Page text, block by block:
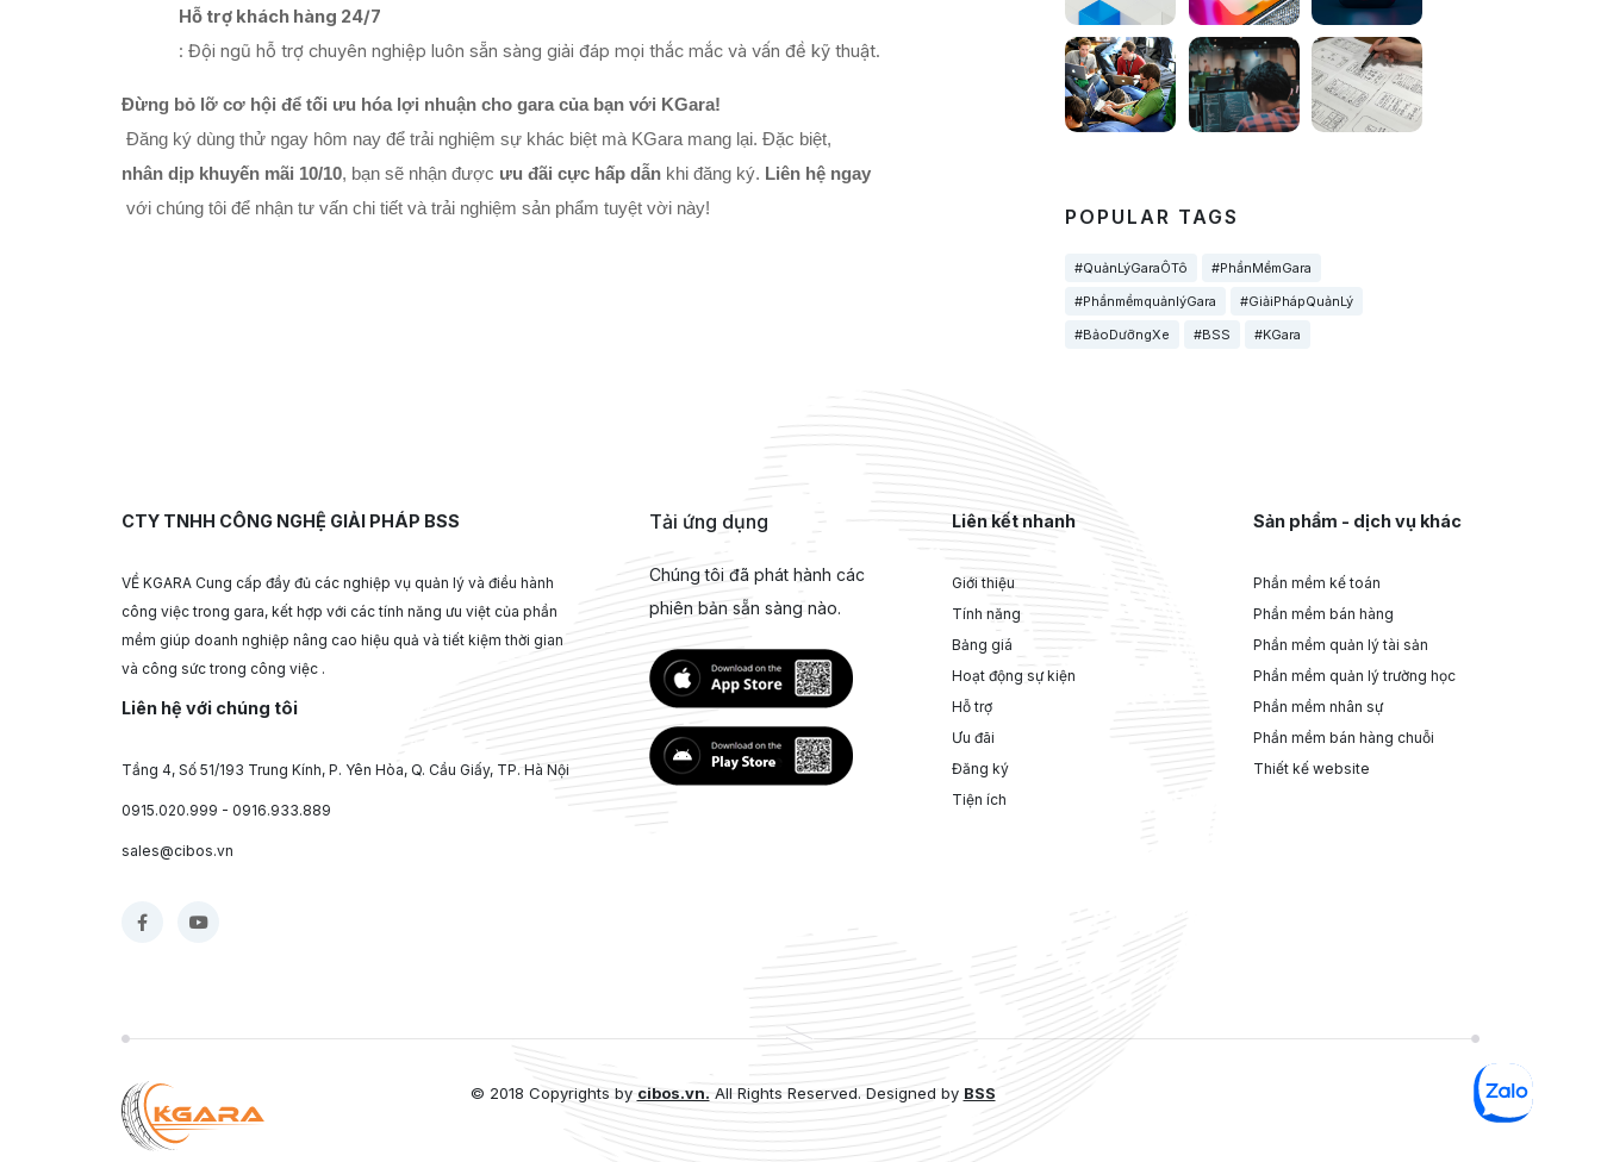
POPULAR TAGS
#QuảnLýGaraÔTô
#PhầnMềmGara
#PhầnmềmquảnlýGara
#GiảiPhápQuảnLý
#BảoDưỡngXe
#BSS #KGara
Hỗ trợ khách hàng 24/7
: Đội ngũ hỗ trợ chuyên nghiệp luôn sẵn sàng giải đáp mọi thắc mắc và vấn đề kỹ thuật.
Đừng bỏ lỡ cơ hội để tối ưu hóa lợi nhuận cho gara của bạn với KGara!
Đăng ký dùng thử ngay hôm nay để trải nghiệm sự khác biệt mà KGara mang lại. Đặc biệt,
nhân dịp khuyến mãi 10/10, bạn sẽ nhận được ưu đãi cực hấp dẫn khi đăng ký. Liên hệ ngay
với chúng tôi để nhận tư vấn chi tiết và trải nghiệm sản phẩm tuyệt vời này!
CTY TNHH CÔNG NGHỆ GIẢI PHÁP BSS
VỀ KGARA Cung cấp đầy đủ các nghiệp vụ quản lý và điều hành
công việc trong gara, kết hợp với các tính năng ưu việt của phần
mềm giúp doanh nghiệp nâng cao hiệu quả và tiết kiệm thời gian
và công sức trong công việc .
Liên hệ với chúng tôi
Tầng 4, Số 51/193 Trung Kính, P. Yên Hòa, Q. Cầu Giấy, TP. Hà Nội
0915.020.999 - 0916.933.889
sales@cibos.vn
Tải ứng dụng
Chúng tôi đã phát hành các
phiên bản sẵn sàng nào.
Liên kết nhanh
Giới thiệu
Tính năng
Bảng giá
Hoạt động sự kiện
Hỗ trợ
Ưu đãi
Đăng ký
Tiện ích
Sản phẩm - dịch vụ khác
Phần mềm kế toán
Phần mềm bán hàng
Phần mềm quản lý tài sản
Phần mềm quản lý trường học
Phần mềm nhân sự
Phần mềm bán hàng chuỗi
Thiết kế website
© 2018 Copyrights by cibos.vn. All Rights Reserved. Designed by BSS